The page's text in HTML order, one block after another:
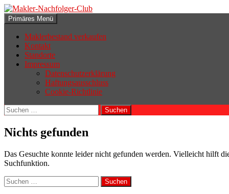
Zum
Inhalt
springen
Makler-Nachfolger-Club
Suchen
Primäres Menü
Maklerbestand verkaufen
Kontakt
Standorte
Impressum
Datenschutzerklärung
Haftungsausschluss
Cookie-Richtlinie
Suchen
nach:
Nichts gefunden
Das Gesuchte konnte leider nicht gefunden werden. Vielleicht hilft
Suchfunktion.
Suchen
nach: